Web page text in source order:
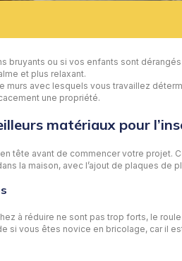
bruyants ou si vos enfants sont
et plus relaxant.
murs avec lesquels vous travaillez
une propriété.
matériaux pour
tête avant de commencer votre
la maison, avec l’ajout de plaques de
à réduire ne sont pas trop forts, le
si vous êtes novice en bricolage, car il